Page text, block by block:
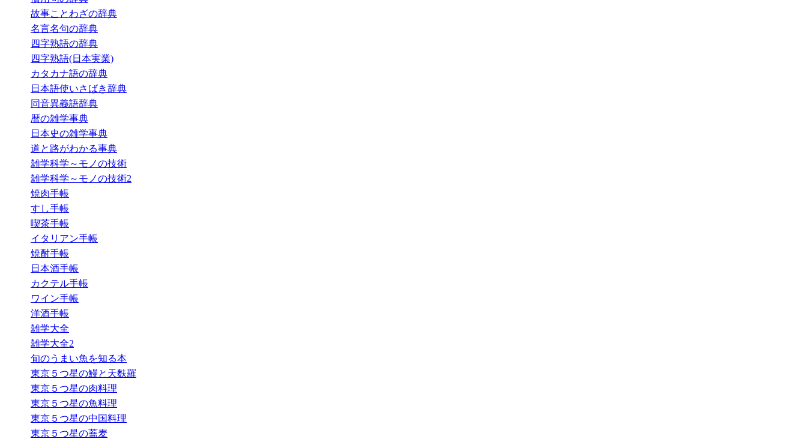
故事ことわざの辞典
名言名句の辞典
四字熟語の辞典
四字熟語(日本実業)
カタカナ語の辞典
日本語使いさばき辞典
同音異義語辞典
暦の雑学事典
日本史の雑学事典
道と路がわかる事典
雑学科学～モノの技術
雑学科学～モノの技術2
焼肉手帳
すし手帳
喫茶手帳
イタリアン手帳
焼酎手帳
日本酒手帳
カクテル手帳
ワイン手帳
洋酒手帳
雑学大全
雑学大全2
旬のうまい魚を知る本
東京５つ星の鰻と天麩羅
東京５つ星の肉料理
東京５つ星の魚料理
東京５つ星の中国料理
東京５つ星の蕎麦